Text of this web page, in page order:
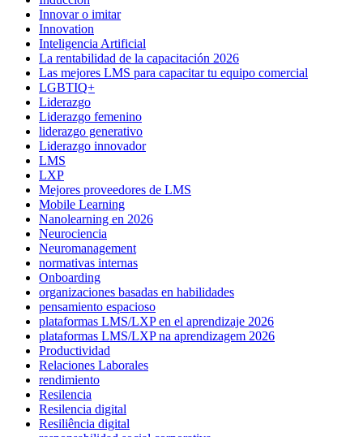
Innovar o imitar
Innovation
Inteligencia Artificial
La rentabilidad de la capacitación 2026
Las mejores LMS para capacitar tu equipo comercial
LGBTIQ+
Liderazgo
Liderazgo femenino
liderazgo generativo
Liderazgo innovador
LMS
LXP
Mejores proveedores de LMS
Mobile Learning
Nanolearning en 2026
Neurociencia
Neuromanagement
normativas internas
Onboarding
organizaciones basadas en habilidades
pensamiento espacioso
plataformas LMS/LXP en el aprendizaje 2026
plataformas LMS/LXP na aprendizagem 2026
Productividad
Relaciones Laborales
rendimiento
Resilencia
Resilencia digital
Resiliência digital